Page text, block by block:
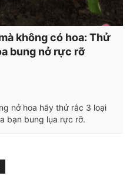
không có hoa: Thử
bung nở rực rỡ
nở hoa hãy thử rắc 3 loại
bạn bung lụa rực rỡ.